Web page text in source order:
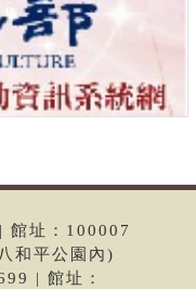
館址：100007
和平公園內)
| 館址：